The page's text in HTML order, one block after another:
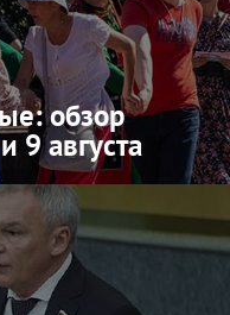
обзор
9 августа